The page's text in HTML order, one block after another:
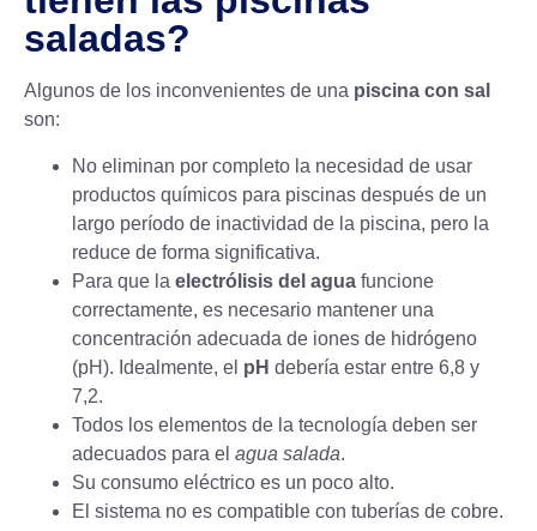
saladas?
Algunos de los inconvenientes de una piscina con sal
son:
No eliminan por completo la necesidad de usar
productos químicos para piscinas después de un
largo período de inactividad de la piscina, pero la
reduce de forma significativa.
Para que la electrólisis del agua funcione
correctamente, es necesario mantener una
concentración adecuada de iones de hidrógeno
(pH). Idealmente, el pH debería estar entre 6,8 y
7,2.
Todos los elementos de la tecnología deben ser
adecuados para el agua salada.
Su consumo eléctrico es un poco alto.
El sistema no es compatible con tuberías de cobre.